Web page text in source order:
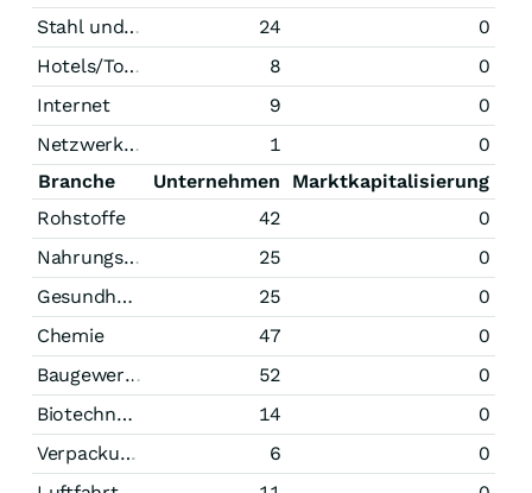
Stahl und Bergbau
24
0
Hotels/Tourismus
8
0
Internet
9
0
Netzwerktechnik
1
0
Branche
Unternehmen
Marktkapitalisierung
Rohstoffe
42
0
Nahrungsmittel
25
0
Gesundheitswesen
25
0
Chemie
47
0
Baugewerbe
52
0
Biotechnologie
14
0
Verpackungsindustrie
6
0